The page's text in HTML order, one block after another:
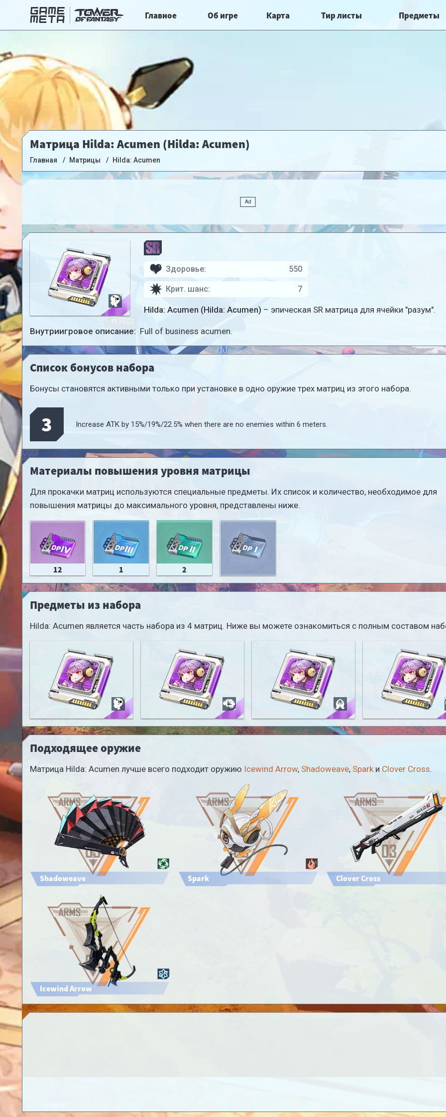
Главное Об игре Карта Тир листы Предметы
Матрица Hilda: Acumen (Hilda: Acumen)
Главная Матрицы Hilda: Acumen
Здоровье: 550
Крит. шанс: 7
Hilda: Acumen (Hilda: Acumen) – эпическая SR матрица для ячейки "разум".
Внутриигровое описание: Full of business acumen.
Список бонусов набора
Бонусы становятся активными только при установке в одно оружие трех матриц из этого набора.
3 Increase ATK by 15%/19%/22.5% when there are no enemies within 6 meters.
Материалы повышения уровня матрицы
Для прокачки матриц используются специальные предметы. Их список и количество, необходимое для
повышения матрицы до максимального уровня, представлены ниже.
12 1 2
Пакет
матричных
Предметы из набора
Hilda: Acumen является часть набора из 4 матриц. Ниже вы можете ознакомиться с полным составом
Hilda: Acumen Hilda: Dockbred Hilda: Haggler Hilda: Smash Ball
Подходящее оружие
Матрица Hilda: Acumen лучше всего подходит оружию Icewind Arrow, Shadoweave, Spark и Clover Cross.
Shadoweave Spark Clover Cross
Icewind Arrow